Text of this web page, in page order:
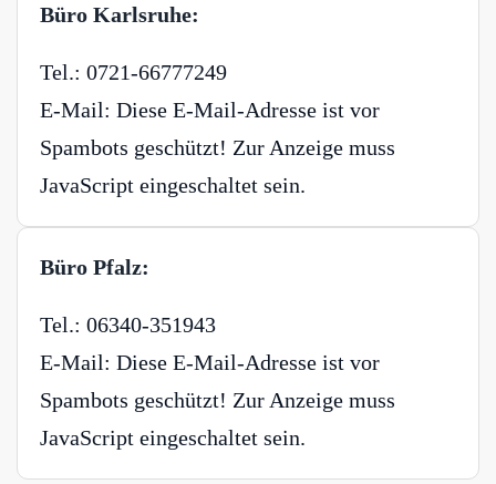
Büro Karlsruhe:
Tel.: 0721-66777249
E-Mail: Diese E-Mail-Adresse ist vor
Spambots geschützt! Zur Anzeige muss
JavaScript eingeschaltet sein.
Büro Pfalz:
Tel.: 06340-351943
E-Mail: Diese E-Mail-Adresse ist vor
Spambots geschützt! Zur Anzeige muss
JavaScript eingeschaltet sein.